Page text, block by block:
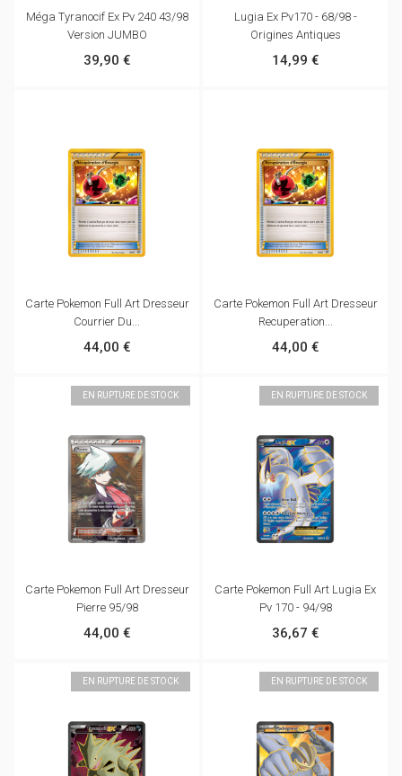
Méga Tyranocif Ex Pv 240 43/98
Version JUMBO
39,90 €
Lugia Ex Pv170 - 68/98 -
Origines Antiques
14,99 €
Carte Pokemon Full Art Dresseur
Courrier Du...
44,00 €
Carte Pokemon Full Art Dresseur
Recuperation...
44,00 €
EN RUPTURE DE STOCK
Carte Pokemon Full Art Dresseur
Pierre 95/98
44,00 €
EN RUPTURE DE STOCK
Carte Pokemon Full Art Lugia Ex
Pv 170 - 94/98
36,67 €
EN RUPTURE DE STOCK EN RUPTURE DE STOCK